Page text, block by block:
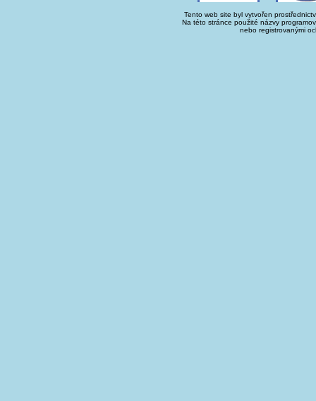
Tento web site byl vytvořen
Na této stránce použité názvy
nebo registrovanými